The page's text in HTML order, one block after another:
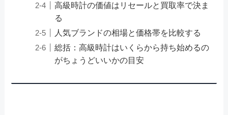
高級時計の価値はリセールと買取率で決ま
る
人気ブランドの相場と価格帯を比較する
総括：高級時計はいくらから持ち始めるの
がちょうどいいかの目安